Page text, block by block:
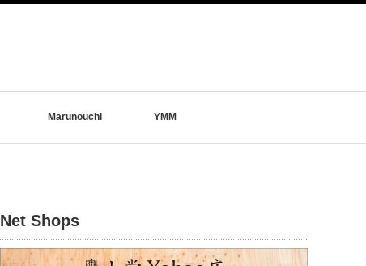
Marunouchi YMM
Net Shops